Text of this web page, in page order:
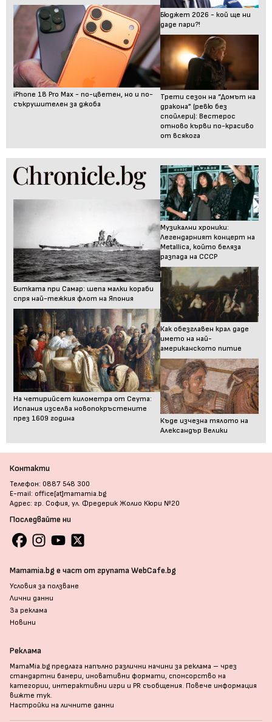
iPhone 18 Pro Max - по-цветен, но и по-
съкрушителен за джоба
Бюджет 2026 - кой ще ни
даде пари?!
Трети сезон на “Домът на
дракона” (ревю без
спойлери): Вестерос
отново кърви по-красиво
от всякога
Битката при Самар: шепа малки кораби
спря най-тежкия флот на Япония
На четирийсет километра от Сеута:
Испания изселва новопокръстените
през 1609 година
Музикални хроники:
Легендарният концерт на
Metallica, който беляза
разпада на СССР
Как обезглавен крал даде
името на най-
американското питие
Къде изчезна тялото на
Александър Велики
Контакти
Телефон: 0887 548 300
E-mail: office[at]mamamia.bg
Адрес: гр. София, ул. Фредерик Жолио Кюри №20
Последвайте ни
Mamamia.bg е част от групата WebCafe.bg
Условия за ползване
Лични данни
За реклама
Новини
Реклама
MamaMia.bg предлага напълно различни начини за реклама – чрез
стандартни банери, иновативни формати, спонсорство на
категории, интерактивни игри и PR съобщения. Повече информация
вижте тук.
Настройки на личните данни